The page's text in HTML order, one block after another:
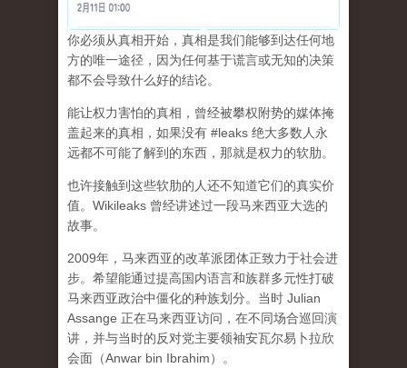
你必须从真相开始，真相是我们能够到达任何地
方的唯一途径，因为任何基于谎言或无知的决策
都不会导致什么好的结论。
能让权力害怕的真相，曾经被攀权附势的媒体掩
盖起来的真相，如果没有 #leaks 绝大多数人永
远都不可能了解到的东西，那就是权力的软肋。
也许接触到这些软肋的人还不知道它们的真实价
值。Wikileaks 曾经讲述过一段马来西亚大选的
故事。
2009年，马来西亚的改革派团体正致力于社会进
步。希望能通过提高国内语言和族群多元性打破
马来西亚政治中僵化的种族划分。当时 Julian
Assange 正在马来西亚访问，在不同场合巡回演
讲，并与当时的反对党主要领袖安瓦尔易卜拉欣
会面（Anwar bin Ibrahim）。